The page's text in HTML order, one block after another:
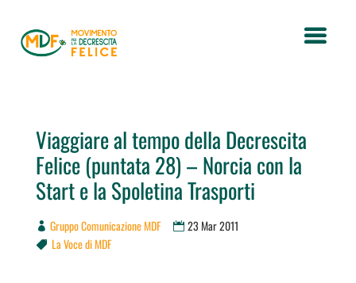
Viaggiare al tempo della Decrescita
Felice (puntata 28) – Norcia con la
Start e la Spoletina Trasporti
Gruppo Comunicazione MDF 23 Mar 2011
 La Voce di MDF